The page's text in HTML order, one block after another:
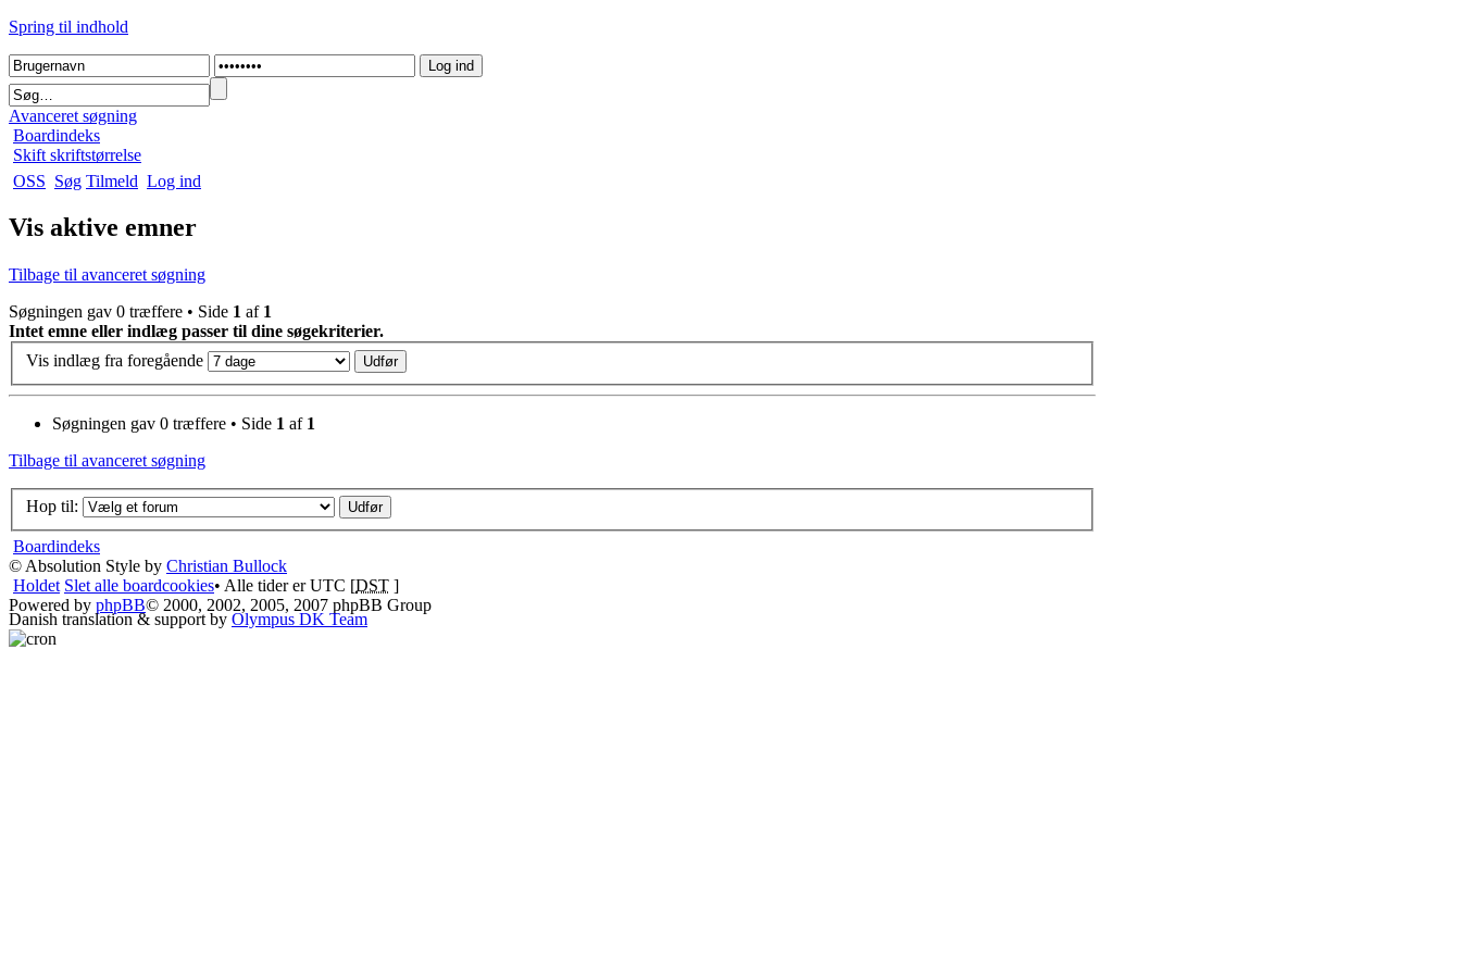
Spring til indhold
Avanceret søgning
Boardindeks
Skift skriftstørrelse
OSS Søg Tilmeld Log ind
Vis aktive emner
Tilbage til avanceret søgning
Søgningen gav 0 træffere • Side 1 af 1
Intet emne eller indlæg passer til dine søgekriterier.
Vis indlæg fra foregående
Søgningen gav 0 træffere • Side 1 af 1
Tilbage til avanceret søgning
Hop til:
Boardindeks
© Absolution Style by Christian Bullock
Holdet Slet alle boardcookies• Alle tider er UTC [DST ]
Powered by phpBB© 2000, 2002, 2005, 2007 phpBB Group
Danish translation & support by Olympus DK Team